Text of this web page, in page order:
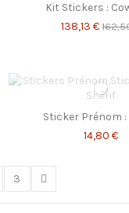
Kit Stickers :
138,13 €
Sticker Prénom
14,80 €
3